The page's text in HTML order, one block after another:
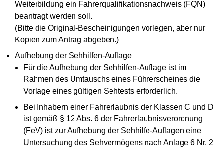
Weiterbildung ein Fahrerqualifikationsnachweis (FQN)
beantragt werden soll.
(Bitte die Original-Bescheinigungen vorlegen, aber nur
Kopien zum Antrag abgeben.)
Aufhebung der Sehhilfen-Auflage
Für die Aufhebung der Sehhilfen-Auflage ist im
Rahmen des Umtauschs eines Führerscheines die
Vorlage eines gültigen Sehtests erforderlich.
Bei Inhabern einer Fahrerlaubnis der Klassen C und D
ist gemäß § 12 Abs. 6 der Fahrerlaubnisverordnung
(FeV) ist zur Aufhebung der Sehhilfe-Auflagen eine
Untersuchung des Sehvermögens nach Anlage 6 Nr. 2